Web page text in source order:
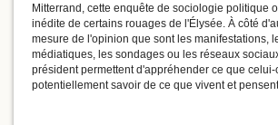
Mitterrand, cette enquête de sociologie politique
inédite de certains rouages de l'Élysée. À côté
mesure de l'opinion que sont les manifestations,
médiatiques, les sondages ou les réseaux
président permettent d'appréhender ce que
potentiellement savoir de ce que vivent et